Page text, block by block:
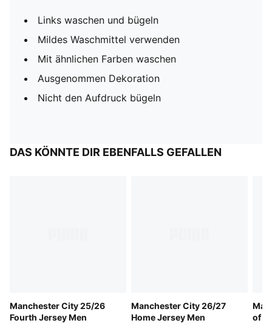
Links waschen und bügeln
Mildes Waschmittel verwenden
Mit ähnlichen Farben waschen
Ausgenommen Dekoration
Nicht den Aufdruck bügeln
DAS KÖNNTE DIR EBENFALLS GEFALLEN
Manchester City 25/26
Fourth Jersey Men
Manchester City 26/27
Home Jersey Men
of